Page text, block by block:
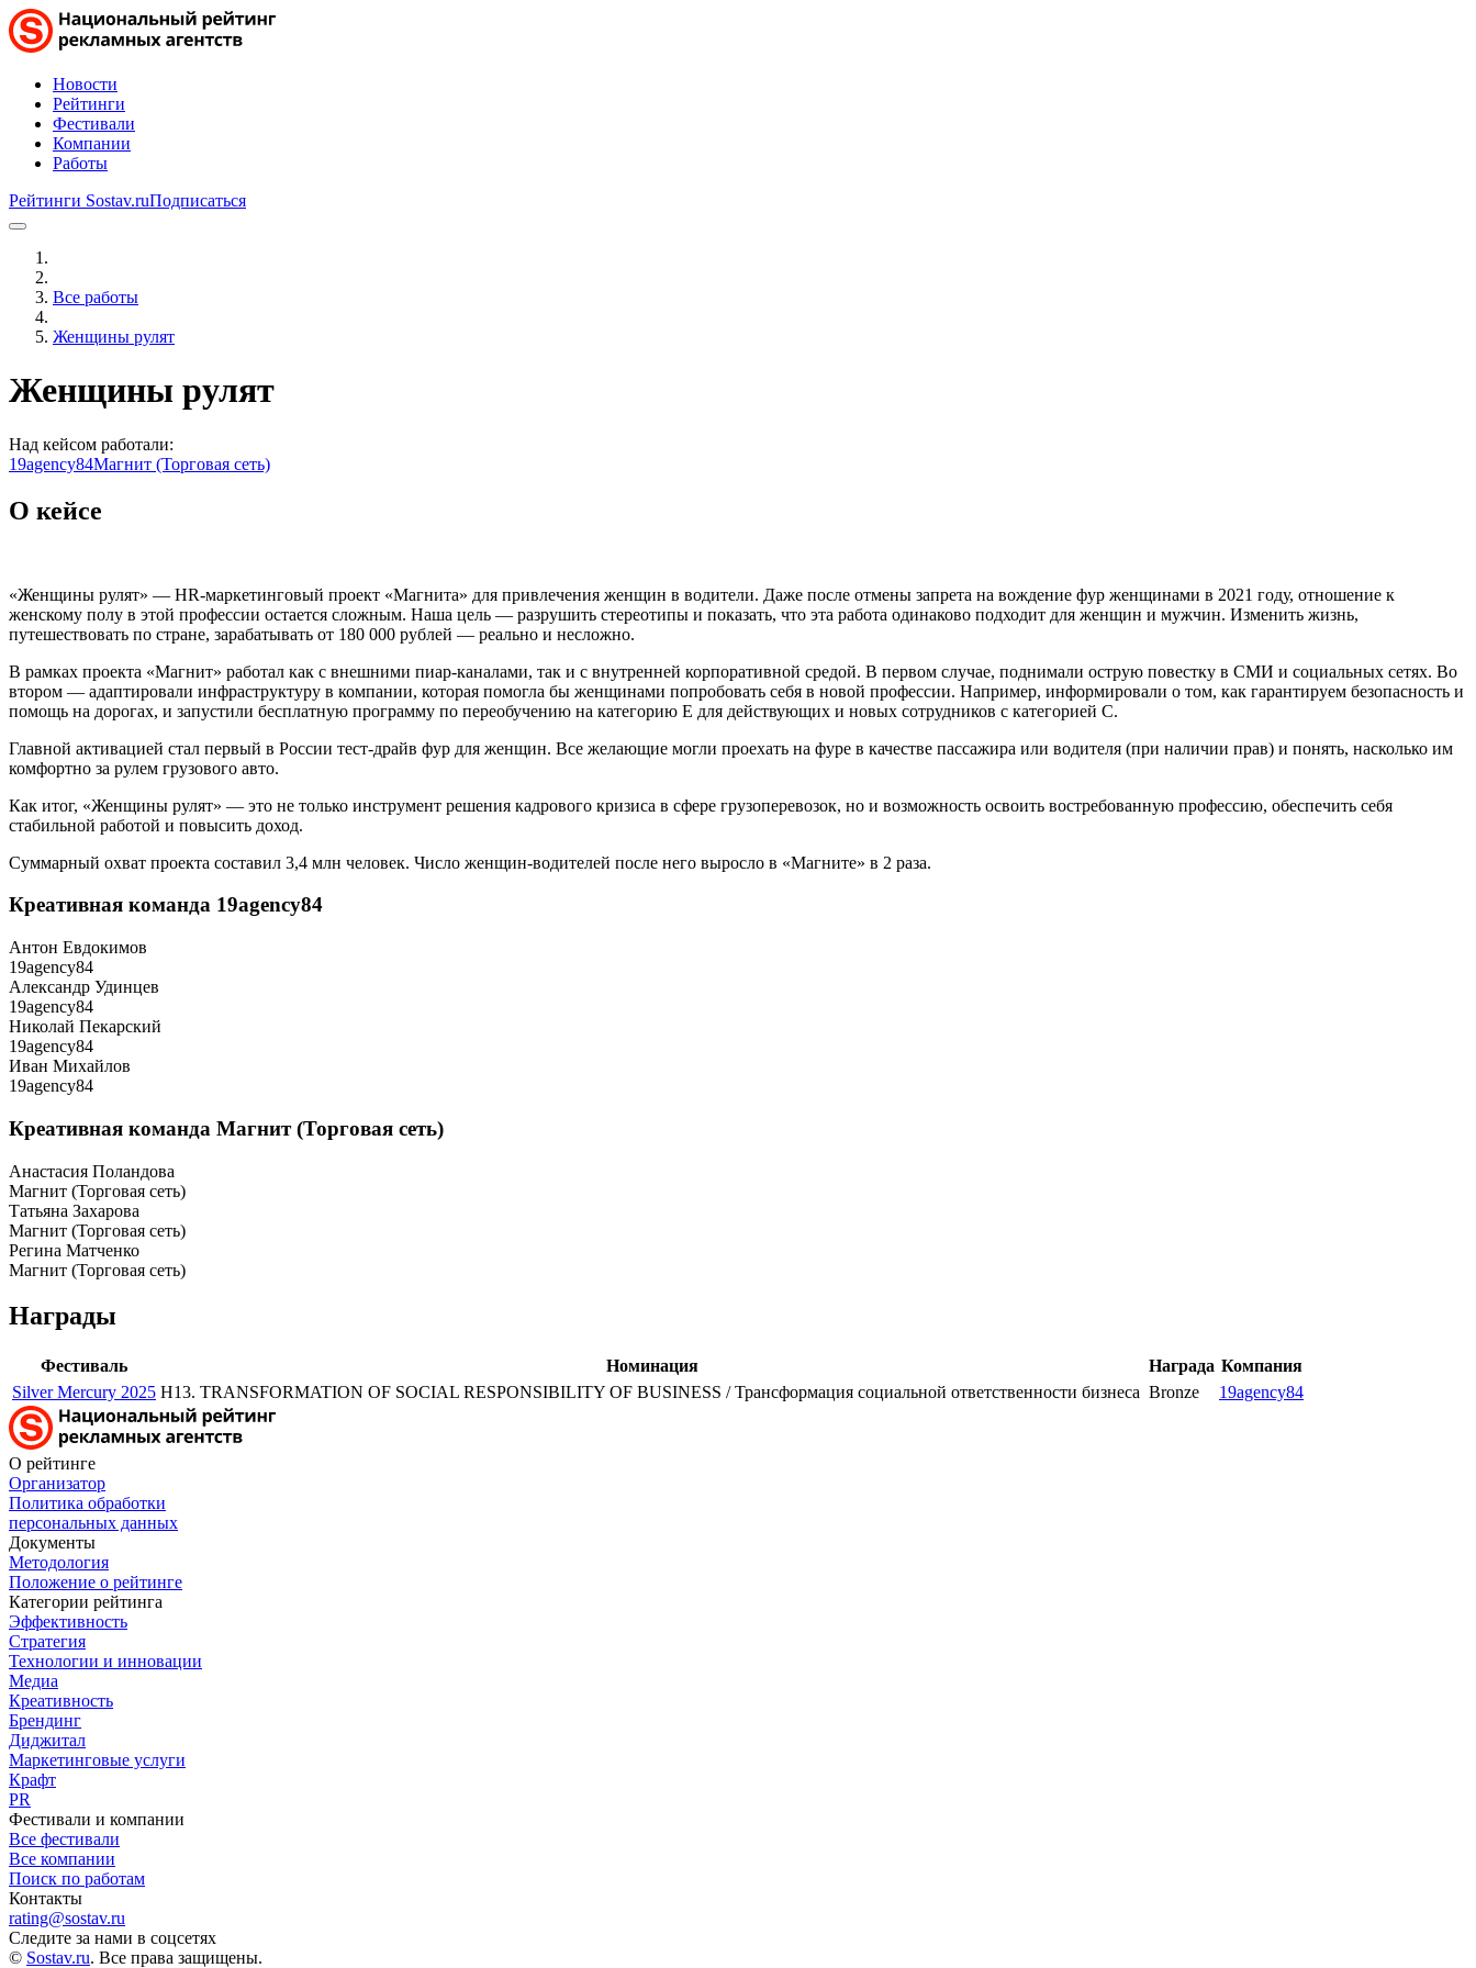
Новости
Рейтинги
Фестивали
Компании
Работы
Рейтинги Sostav.ruПодписаться
Все работы
Женщины рулят
Женщины рулят
Над кейсом работали:
19agency84Магнит (Торговая сеть)
О кейсе
«Женщины рулят» — HR-маркетинговый проект «Магнита» для привлечения женщин в водители. Даже после отмены запрета на вождение фур женщинами в 2021 году, отношение к
женскому полу в этой профессии остается сложным. Наша цель — разрушить стереотипы и показать, что эта работа одинаково подходит для женщин и мужчин. Изменить жизнь,
путешествовать по стране, зарабатывать от 180 000 рублей — реально и несложно.
В рамках проекта «Магнит» работал как с внешними пиар-каналами, так и с внутренней корпоративной средой. В первом случае, поднимали острую повестку в СМИ и социальных сетях. Во
втором — адаптировали инфраструктуру в компании, которая помогла бы женщинами попробовать себя в новой профессии. Например, информировали о том, как гарантируем безопасность и
помощь на дорогах, и запустили бесплатную программу по переобучению на категорию Е для действующих и новых сотрудников с категорией С.
Главной активацией стал первый в России тест-драйв фур для женщин. Все желающие могли проехать на фуре в качестве пассажира или водителя (при наличии прав) и понять, насколько им
комфортно за рулем грузового авто.
Как итог, «Женщины рулят» — это не только инструмент решения кадрового кризиса в сфере грузоперевозок, но и возможность освоить востребованную профессию, обеспечить себя
стабильной работой и повысить доход.
Суммарный охват проекта составил 3,4 млн человек. Число женщин-водителей после него выросло в «Магните» в 2 раза.
Креативная команда 19agency84
Антон Евдокимов
19agency84
Александр Удинцев
19agency84
Николай Пекарский
19agency84
Иван Михайлов
19agency84
Креативная команда Магнит (Торговая сеть)
Анастасия Поландова
Магнит (Торговая сеть)
Татьяна Захарова
Магнит (Торговая сеть)
Регина Матченко
Магнит (Торговая сеть)
Награды
Фестиваль Номинация Награда Компания
Silver Mercury 2025 H13. TRANSFORMATION OF SOCIAL RESPONSIBILITY OF BUSINESS / Трансформация социальной ответственности бизнеса Bronze 19agency84
О рейтинге
Организатор
Политика обработки
персональных данных
Документы
Методология
Положение о рейтинге
Категории рейтинга
Эффективность
Стратегия
Технологии и инновации
Медиа
Креативность
Брендинг
Диджитал
Маркетинговые услуги
Крафт
PR
Фестивали и компании
Все фестивали
Все компании
Поиск по работам
Контакты
rating@sostav.ru
Следите за нами в соцсетях
© Sostav.ru. Все права защищены.